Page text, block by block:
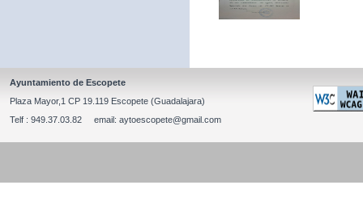
Ayuntamiento de Escopete
Plaza Mayor,1 CP 19.119 Escopete (Guadalajara)
Telf : 949.37.03.82 email: aytoescopete@gmail.com